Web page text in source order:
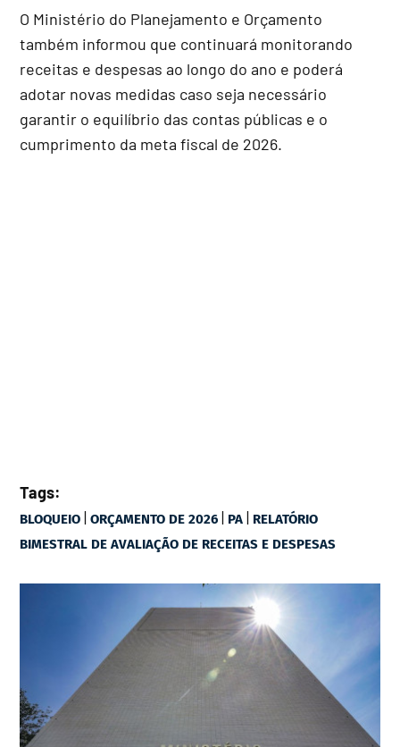
O Ministério do Planejamento e Orçamento
também informou que continuará monitorando
receitas e despesas ao longo do ano e poderá
adotar novas medidas caso seja necessário
garantir o equilíbrio das contas públicas e o
cumprimento da meta fiscal de 2026.
Tags:
BLOQUEIO |ORÇAMENTO DE 2026 | PA | RELATÓRIO
BIMESTRAL DE AVALIAÇÃO DE RECEITAS E DESPESAS